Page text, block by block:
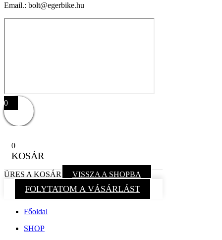
Email.: bolt@egerbike.hu
0
0
KOSÁR
ÜRES A KOSÁR VISSZA A SHOPBA
FOLYTATOM A VÁSÁRLÁST
Főoldal
SHOP